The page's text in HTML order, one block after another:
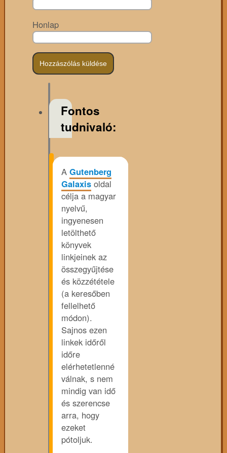
Honlap
Fontos
tudnivaló:
A Gutenberg
Galaxis oldal
célja a magyar
nyelvű,
ingyenesen
letölthető
könyvek
linkjeinek az
összegyűjtése
és közzététele
(a keresőben
fellelhető
módon).
Sajnos ezen
linkek időről
időre
elérhetetlenné
válnak, s nem
mindig van idő
és szerencse
arra, hogy
ezeket
pótoljuk.